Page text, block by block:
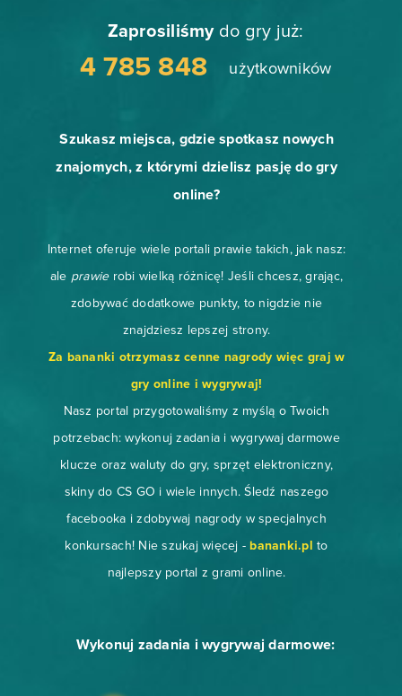
Zaprosiliśmydo gry już:
4 785 848 użytkowników
Szukasz miejsca, gdzie spotkasz nowych
znajomych, z którymi dzielisz pasję do gry
online?
Internet oferuje wiele portali prawie takich, jak nasz:
ale prawierobi wielką różnicę! Jeśli chcesz, grając,
zdobywać dodatkowe punkty, to nigdzie nie
znajdziesz lepszej strony.
Za bananki otrzymasz cenne nagrody więc graj w
gry online i wygrywaj!
Nasz portal przygotowaliśmy z myślą o Twoich
potrzebach: wykonuj zadania i wygrywaj darmowe
klucze oraz waluty do gry, sprzęt elektroniczny,
skiny do CS GO i wiele innych. Śledź naszego
facebooka i zdobywaj nagrody w specjalnych
konkursach! Nie szukaj więcej - bananki.pl to
najlepszy portal z grami online.
Wykonuj zadania i wygrywaj darmowe: